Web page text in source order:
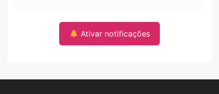
Ativar notificações